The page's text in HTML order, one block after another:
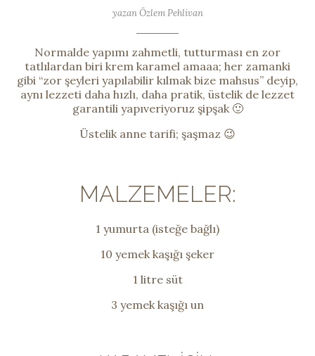
yazan Özlem Pehlivan
Normalde yapımı zahmetli, tutturması en zor
tatlılardan biri krem karamel amaaa; her zamanki
gibi “zor şeyleri yapılabilir kılmak bize mahsus” deyip,
aynı lezzeti daha hızlı, daha pratik, üstelik de lezzet
garantili yapıveriyoruz şipşak 🙂
Üstelik anne tarifi; şaşmaz 😉
MALZEMELER:
1 yumurta (isteğe bağlı)
10 yemek kaşığı şeker
1 litre süt
3 yemek kaşığı un